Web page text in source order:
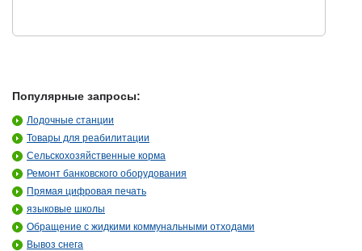
Популярные запросы:
Лодочные станции
Товары для реабилитации
Сельскохозяйственные корма
Ремонт банковского оборудования
Прямая цифровая печать
языковые школы
Обращение с жидкими коммунальными отходами
Вывоз снега